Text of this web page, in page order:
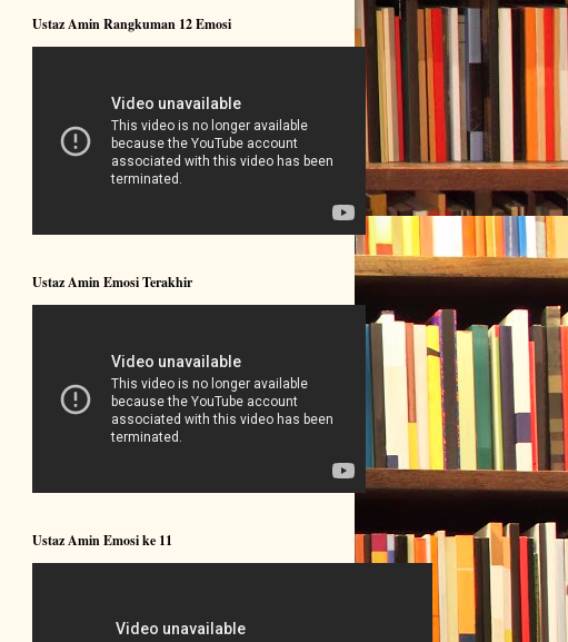
Ustaz Amin Rangkuman 12 Emosi
Ustaz Amin Emosi Terakhir
Ustaz Amin Emosi ke 11